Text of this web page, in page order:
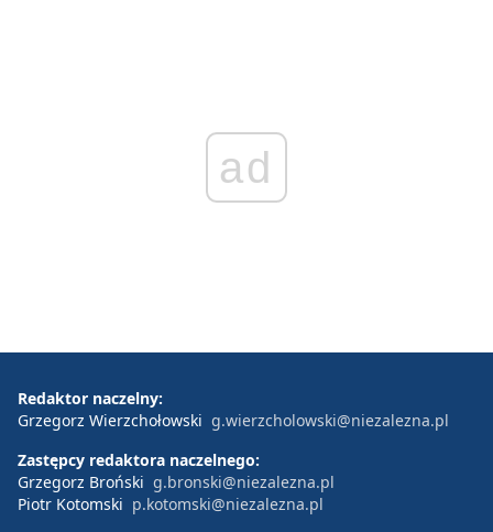
ad
Redaktor naczelny:
Grzegorz Wierzchołowski g.wierzcholowski@niezalezna.pl
Zastępcy redaktora naczelnego:
Grzegorz Broński g.bronski@niezalezna.pl
Piotr Kotomski p.kotomski@niezalezna.pl